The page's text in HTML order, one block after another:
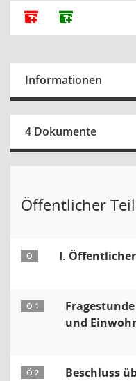
Alle Dokumente zu
Dokumente
Informationen
4 Dokumente
Öffentlicher
Ö I.
Ö 1
und
Ö 2
Beschluss